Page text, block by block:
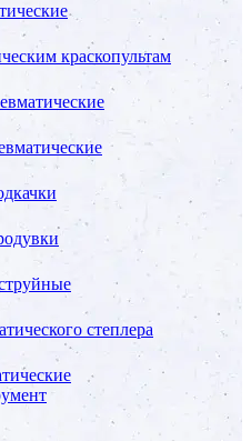
краскопультам
степлера